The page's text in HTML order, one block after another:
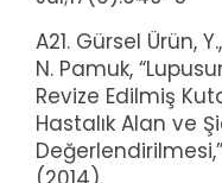
A21. Gürsel Ürün,
N. Pamuk,
Revize Edilmiş
Hastalık Alan ve